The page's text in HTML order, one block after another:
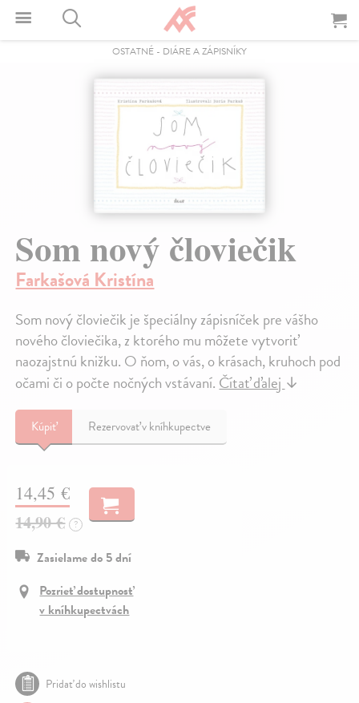
OSTATNÉ - DIÁRE A ZÁPISNÍKY
Som nový človiečik
Farkašová Kristína
Som nový človiečik je špeciálny zápisníček pre vášho
nového človiečika, z ktorého mu môžete vytvoriť
naozajstnú knižku. O ňom, o vás, o krásach, kruhoch pod
očami či o počte nočných vstávaní. Čítať ďalej ↓
Kúpiť Rezervovať v kníhkupectve
14,45 €
14,90 € ?
Zasielame do 5 dní
Pozrieť dostupnosť
v kníhkupectvách
Pridať do wishlistu